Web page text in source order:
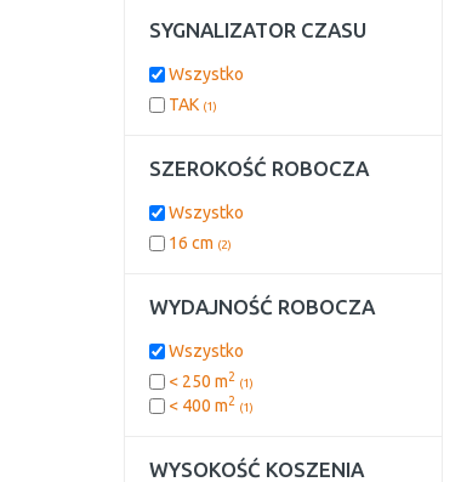
SYGNALIZATOR CZASU
Wszystko
TAK (1)
SZEROKOŚĆ ROBOCZA
Wszystko
16 cm (2)
WYDAJNOŚĆ ROBOCZA
Wszystko
< 250 m2 (1)
< 400 m2 (1)
WYSOKOŚĆ KOSZENIA